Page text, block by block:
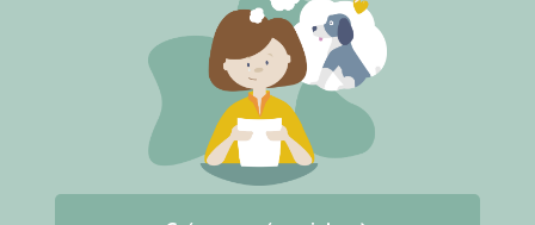
Créer un mémorial